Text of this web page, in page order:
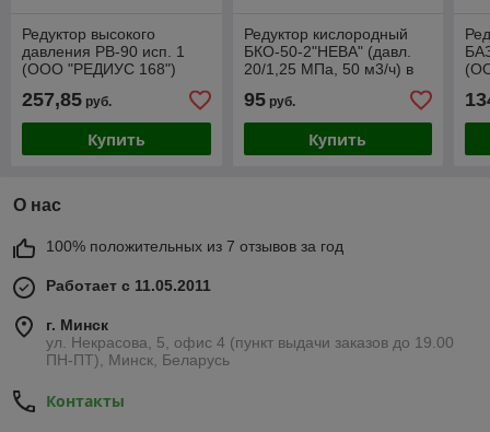
Редуктор высокого
давления РВ-90 исп. 1
(ООО "РЕДИУС 168")
257,85 руб.
Купить
Редуктор кислородный
БКО-50-2"НЕВА" (давл.
20/1,25 МПа, 50 м3/ч) в
коробке (ООО "РЕДИУС
168")
95руб.
Купить
О нас
100% положительных из 7 отзывов за год
Работает с 11.05.2011
г. Минск
ул. Некрасова, 5, офис 4 (пункт выдачи заказов до 19.00
ПН-ПТ), Минск, Беларусь
Контакты